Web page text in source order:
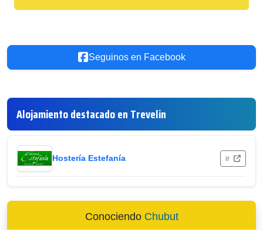
Seguinos en Facebook
Alojamiento destacado en Trevelin
Hostería Estefanía ir
Conociendo Chubut